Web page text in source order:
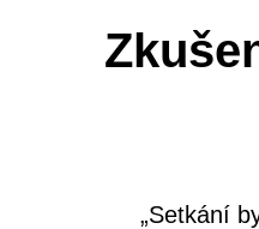
„Setkání